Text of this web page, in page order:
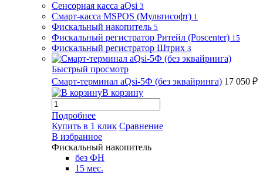
Сенсорная касса aQsi 3
Смарт-касса MSPOS (Мультисофт) 1
Фискальный накопитель 5
Фискальный регистратор Ритейл (Poscenter) 15
Фискальный регистратор Штрих 3
Быстрый просмотр
Смарт-терминал aQsi-5Ф (без эквайринга) 17 050 ₽
В корзину
Подробнее
Купить в 1 клик Сравнение
В избранное
Фискальный накопитель
без ФН
15 мес.